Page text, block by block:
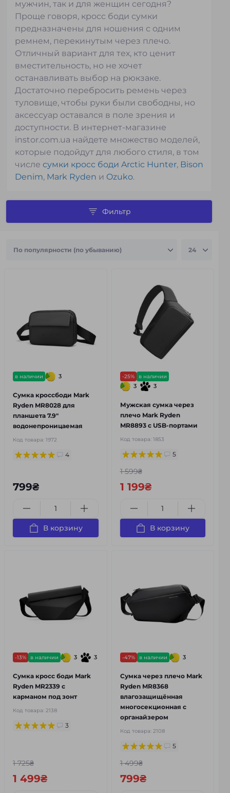
мужчин, так и для женщин сегодня?
Проще говоря, кросс боди сумки
предназначены для ношения с одним
ремнем, перекинутым через плечо.
Отличный вариант для тех, кто ценит
вместительность, но не хочет
останавливать выбор на рюкзаке.
Достаточно перебросить ремень через
туловище, чтобы руки были свободны, но
аксессуар оставался в поле зрения и
доступности. В интернет-магазине
instor.com.ua найдете множество моделей,
которые подойдут для любого стиля, в том
числе сумки кросс боди Arctic Hunter, Bison
Denim, Mark Ryden и Ozuko.
Фильтр
в наличии 3
Сумка кроссбоди Mark
Ryden MR8028 для
планшета 7.9"
водонепроницаемая
Код товара: 1972
4
799₴
В корзину
-25% в наличии
3 3
Мужская сумка через
плечо Mark Ryden
MR8893 с USB-портами
Код товара: 1853
5
1 599₴
1 199₴
В корзину
-13% в наличии 3 3
Сумка кросс боди Mark
Ryden MR2339 с
карманом под зонт
Код товара: 2138
3
1 725₴
1 499₴
-47% в наличии 3
Сумка через плечо Mark
Ryden MR8368
влагозащищённая
многосекционная с
органайзером
Код товара: 2108
5
1 499₴
799₴